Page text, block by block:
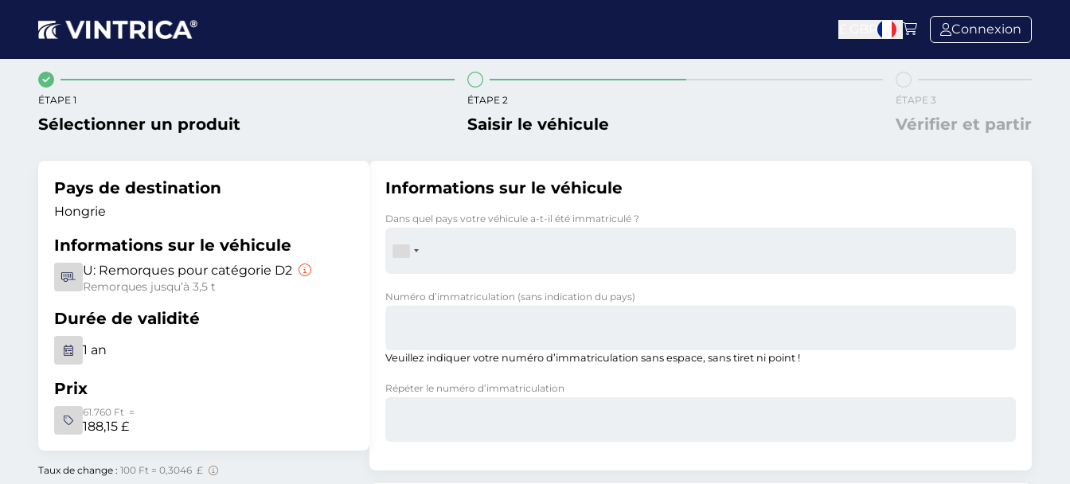
Connexion
ÉTAPE 1
Sélectionner un produit
ÉTAPE 2
Saisir le véhicule
ÉTAPE 3
Vérifier et partir
Pays de destination
Hongrie
Informations sur le véhicule
U: Remorques pour catégorie D2
Remorques jusqu’à 3,5 t
Durée de validité
1 an
Prix
61.760 Ft =
188,15 £
Taux de change : 100 Ft = 0,3046 £
Informations sur le véhicule
Dans quel pays votre véhicule a-t-il été immatriculé ?
Numéro d’immatriculation (sans indication du pays)
Veuillez indiquer votre numéro d’immatriculation sans espace, sans tiret ni point !
Répéter le numéro d’immatriculation